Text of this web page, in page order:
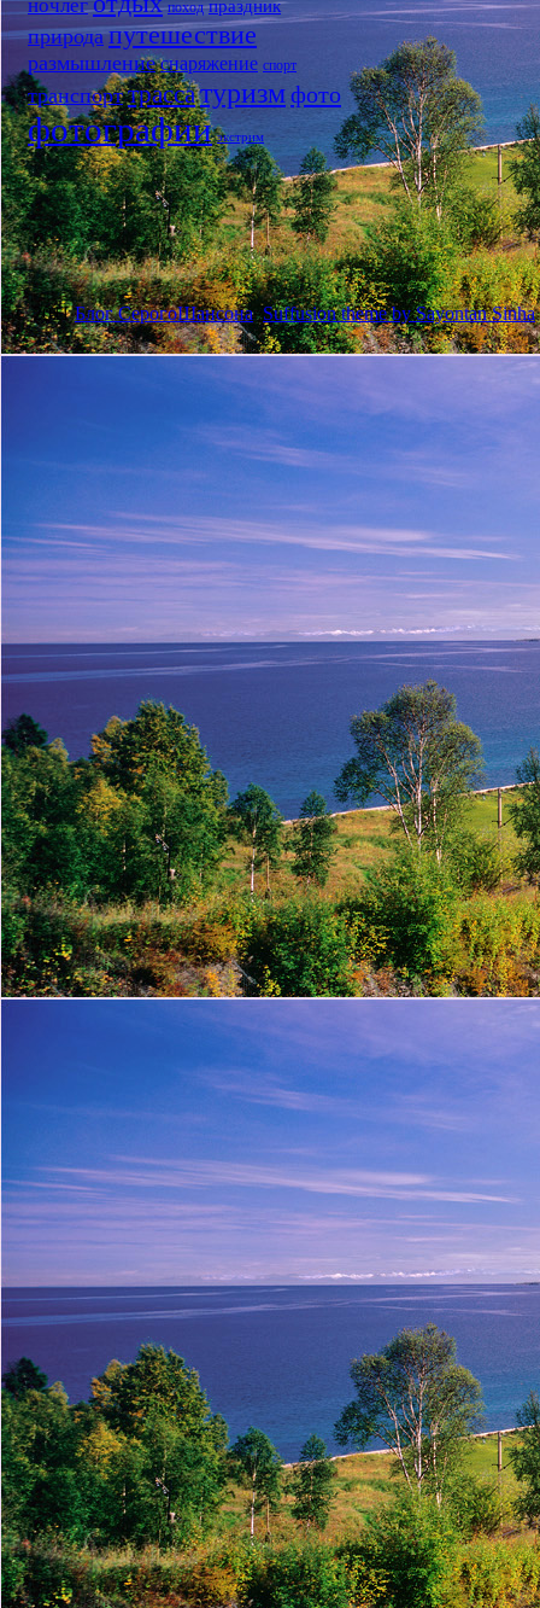
ночлег поход праздник
природа путешествие
размышление снаряжение спорт
транспорт трассатуризмфото
фотографии экстрим
© 2011Блог СерогоШансона Suffusion theme by Sayontan Sinha